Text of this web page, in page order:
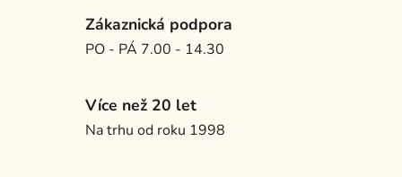
Zákaznická podpora
PO - PÁ 7.00 - 14.30
Více než 20 let
Na trhu od roku 1998